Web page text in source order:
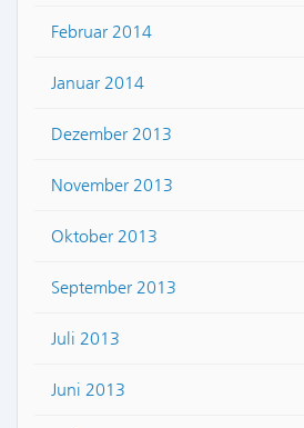
Februar 2014
Januar 2014
Dezember 2013
November 2013
Oktober 2013
September 2013
Juli 2013
Juni 2013